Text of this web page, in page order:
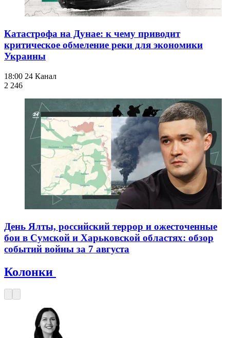
Катастрофа на Дунае: к чему приводит
критическое обмеление реки для экономики
Украины
18:00 24 Канал
2 246
День Ялты, российский террор и ожесточенные
бои в Сумской и Харьковской областях: обзор
событий войны за 7 августа
Колонки